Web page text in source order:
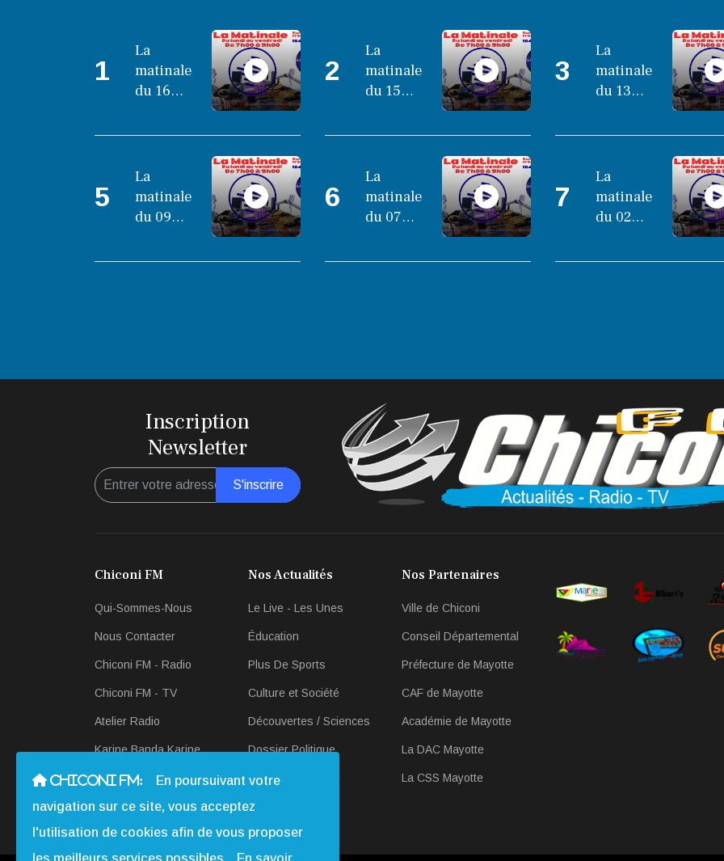
1
La
matinale
du 16
2025
2
La
matinale
du 15
2025
3
La
matinale
du 13
2025
5
La
matinale
du 09
2025
6
La
matinale
du 07
2025
7
La
matinale
du 02
2025
Inscription
Newsletter
S'inscrire
Chiconi FM
Qui-Sommes-Nous
Nous Contacter
Chiconi FM - Radio
Chiconi FM - TV
Atelier Radio
Karine Banda Karine
Revue-de Presse
Actualités en Radio et
Nos Actualités
Le Live - Les Unes
Éducation
Plus De Sports
Culture et Société
Découvertes / Sciences
Dossier Politique
Scan Économique
Nos Partenaires
Ville de Chiconi
Conseil Départemental
Préfecture de Mayotte
CAF de Mayotte
Académie de Mayotte
La DAC Mayotte
La CSS Mayotte
CHICONI FM:
En poursuivant votre
navigation sur ce site, vous acceptez
l'utilisation de cookies afin de vous proposer
les meilleurs services possibles.
En savoir